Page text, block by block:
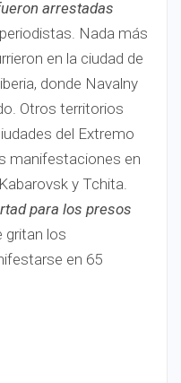
arrestadas
Nada más
en la ciudad de
donde Navalny
Otros territorios
del Extremo
manifestaciones en
y Tchita.
para los presos
gritan los
en 65